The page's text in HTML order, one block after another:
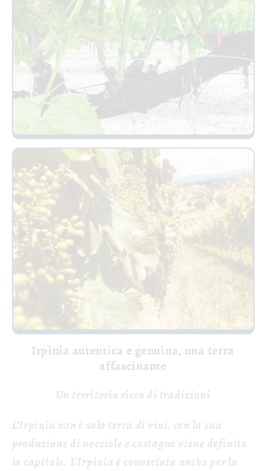
Irpinia autentica e genuina, una terra
affascinante
Un territorio ricco di tradizioni
L'Irpinia non è solo terra di vini, con la sua
produzione di nocciole e castagne viene definita
la capitale. L'Irpinia è conosciuta anche per la